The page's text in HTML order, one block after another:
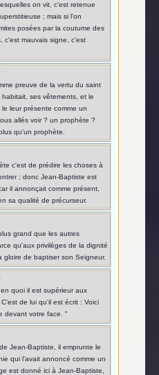
on vit, c'est retenue
; mais si l'on
posées par la coutume des
c'est mauvais signe, c'est
preuve de la vertu du saint
habitait, ses vêtements, et le
leur présente comme un
allés voir ? un prophète ?
qu'un prophète.
c'est de prédire les choses à
; donc Jean-Baptiste est
il annonçait comme présent,
sa qualité de précurseur.
grand que les autres
qu'aux privilèges de la dignité
gloire de baptiser son Seigneur.
quoi il est supérieur aux
de lui qu'il est écrit : Voici
devant votre face. "
Jean-Baptiste, il emprunte le
qui l'avait annoncé comme un
est donné ici à Jean-Baptiste,